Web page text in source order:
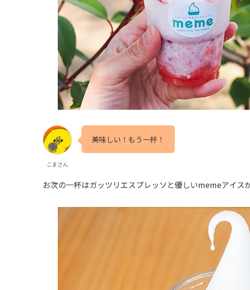
こまさん
美味しい！もう一杯！
お次の一杯はガッツリエスプレッソと優しいmemeアイス